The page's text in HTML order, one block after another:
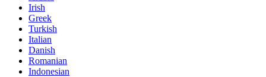
Irish
Greek
Turkish
Italian
Danish
Romanian
Indonesian